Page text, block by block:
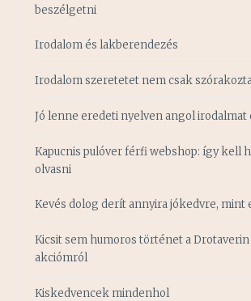
beszélgetni
Irodalom és lakberendezés
Irodalom szeretetet nem csak
Jó lenne eredeti nyelven angol irodalmat
Kapucnis pulóver férfi webshop: így kell
olvasni
Kevés dolog derít annyira jókedvre, mint
Kicsit sem humoros történet a
akciómról
Kiskedvencek mindenhol